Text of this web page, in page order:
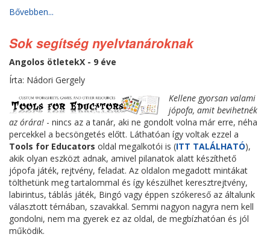
Bővebben...
Sok segítség nyelvtanároknak
Angolos ötletekX - 9 éve
Írta: Nádori Gergely
Kellene gyorsan valami
jópofa, amit bevihetnék
az órára! - nincs az a tanár, aki ne gondolt volna már erre, néha
percekkel a becsöngetés előtt. Láthatóan így voltak ezzel a
Tools for Educators oldal megalkotói is (ITT TALÁLHATÓ),
akik olyan eszközt adnak, amivel pilanatok alatt készíthető
jópofa játék, rejtvény, feladat. Az oldalon megadott mintákat
tölthetünk meg tartalommal és így készülhet keresztrejtvény,
labirintus, táblás játék, Bingó vagy éppen szókereső az általunk
választott témában, szavakkal. Semmi nagyon nagyra nem kell
gondolni, nem ma gyerek ez az oldal, de megbízhatóan és jól
működik.